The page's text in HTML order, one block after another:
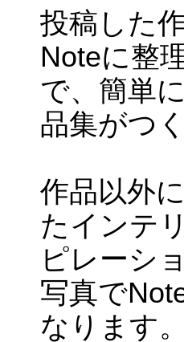
投稿した
Noteに整
で、簡単
品集がつ
作品以外
たインテ
ピレーシ
写真で
なります。